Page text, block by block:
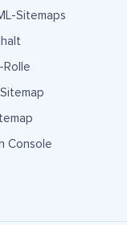
Sitemaps
Rolle
Console